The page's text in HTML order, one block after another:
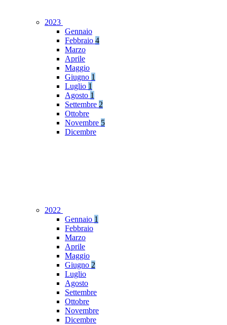
2023
Gennaio
Febbraio 4
Marzo
Aprile
Maggio
Giugno 1
Luglio 1
Agosto 1
Settembre 2
Ottobre
Novembre 5
Dicembre
2022
Gennaio 1
Febbraio
Marzo
Aprile
Maggio
Giugno 2
Luglio
Agosto
Settembre
Ottobre
Novembre
Dicembre